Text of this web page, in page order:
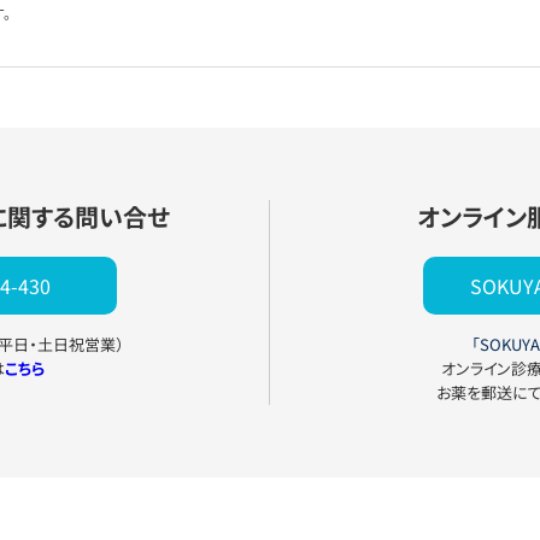
する問い合せ
430
日・土日祝営業）
こちら
オンライ
「
オンライン診
お薬を郵送に